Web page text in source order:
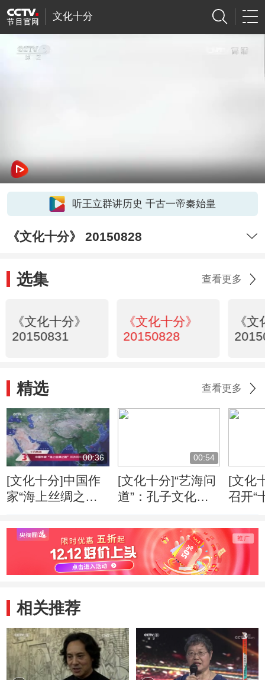
文化十分
听王立群讲历史 千古一帝秦始皇
《文化十分》 20150828
选集 查看更多
《文化十分》
20150831
《文化十分》
20150828
《
精选 查看更多
00:36
[文化十分]中国作
家“海上丝绸之
开启
00:54
[文化十分]“艺海问
道”：孔子文化形
[文化
召开“
相关推荐